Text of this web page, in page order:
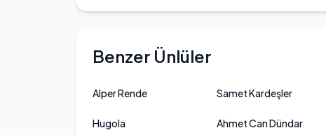
Benzer Ünlüler
Alper Rende Samet Kardeşler
Hugola Ahmet Can Dündar